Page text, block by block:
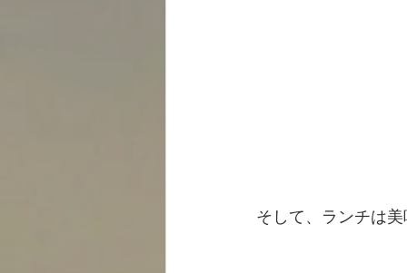
そして、ランチは美